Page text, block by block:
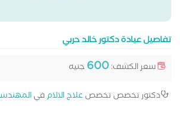
تفاصيل عيادة دكتور خالد حربي
سعر الكشف:600 جنيه
دكتور تخصص تخصص علاج الالامفي